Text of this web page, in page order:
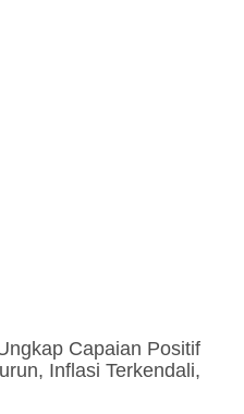
Capaian Positif
Inflasi Terkendali,